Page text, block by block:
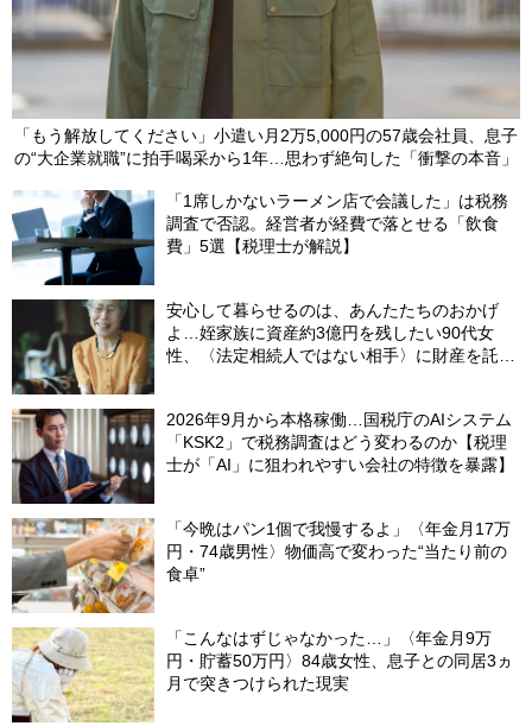
「もう解放してください」小遣い月2万5,000円の57歳会社員、息子
の“大企業就職”に拍手喝采から1年…思わず絶句した「衝撃の本音」
「1席しかないラーメン店で会議した」は税務
調査で否認。経営者が経費で落とせる「飲食
費」5選【税理士が解説】
安心して暮らせるのは、あんたたちのおかげ
よ…姪家族に資産約3億円を残したい90代女
性、〈法定相続人ではない相手〉に財産を託せ
2026年9月から本格稼働…国税庁のAIシステム
「KSK2」で税務調査はどう変わるのか【税理
士が「AI」に狙われやすい会社の特徴を暴露】
「今晩はパン1個で我慢するよ」〈年金月17万
円・74歳男性〉物価高で変わった“当たり前の
食卓”
「こんなはずじゃなかった…」〈年金月9万
円・貯蓄50万円〉84歳女性、息子との同居3ヵ
月で突きつけられた現実